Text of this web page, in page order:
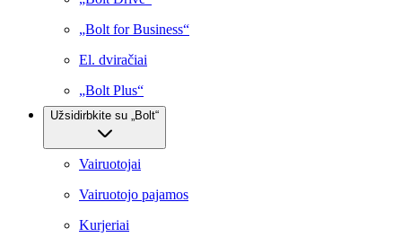
„Bolt for Business“
El. dviračiai
„Bolt Plus“
Užsidirbkite su „Bolt“
Vairuotojai
Vairuotojo pajamos
Kurjeriai